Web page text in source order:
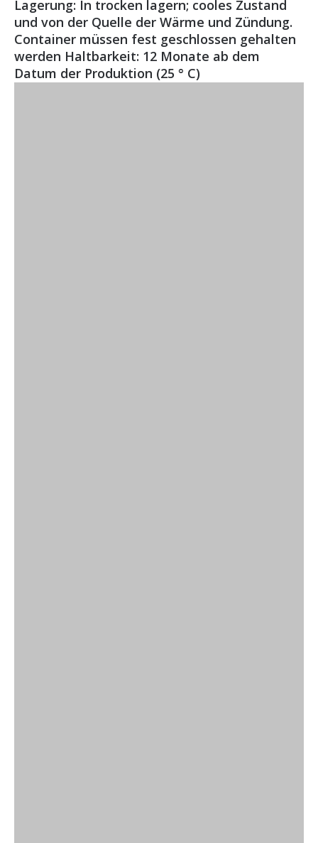
Lagerung: In trocken lagern; cooles Zustand
und von der Quelle der Wärme und Zündung.
Container müssen fest geschlossen gehalten
werden Haltbarkeit: 12 Monate ab dem
Datum der Produktion (25 ° C)